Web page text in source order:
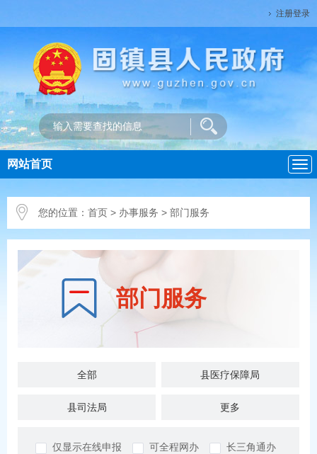
注册登录
导
航
网站首页
您的位置： 首页 > 办事服务 > 部门服务
部门服务
全部 县医疗保障局
县司法局 县退役军人局
更多
仅显示在线申报 可全程网办 长三角通办